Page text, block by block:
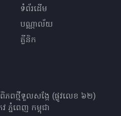
ទំព័រដើម
បណ្ណាល័យ
គ្លីនិក
ភពថ្មីទួលសង្កែ (ផ្លូវលេខ ៦២)
ភ្នំពេញ កម្ពុជា